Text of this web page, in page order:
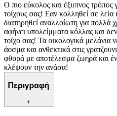
Ο πιο εύκολος και έξυπνος τρόπος
τοίχους σας! Εαν κολληθεί σε
διατηρηθεί αναλλοίωτη για πολλά
αφήνει υπολείμματα κόλλας και
τοίχο σας! Τα οικολογικά μελάνια
άοσμα και ανθεκτικά στις
φθορά με αποτέλεσμα ζωηρά και
κλέψουν την ανάσα!
Περιγραφή
+